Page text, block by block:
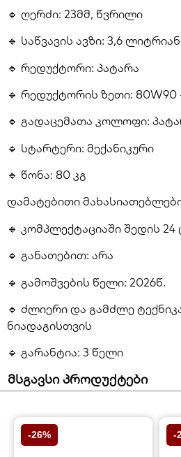
🔹 ღერძი: 23მმ, წვრილი
🔹 საწვავის ავზი: 3,6
🔹 რედუქტორი: პატარა
🔹 რედუქტორის ზეთი: 80W90
🔹 გადაცემათა კოლოფი:
🔹 სტარტერი: მექანიკური
🔹 წონა: 80 კგ
დამატებითი
🔹 კომპლექტაციაში შედის
🔹 განათებით: არა
🔹 გამოშვების წელი: 2026წ.
🔹 ძლიერი და გამძლე
ნიადაგისთვის
🔹 გარანტია: 3 წელი
მსგავსი პროდუქტები
-26% -